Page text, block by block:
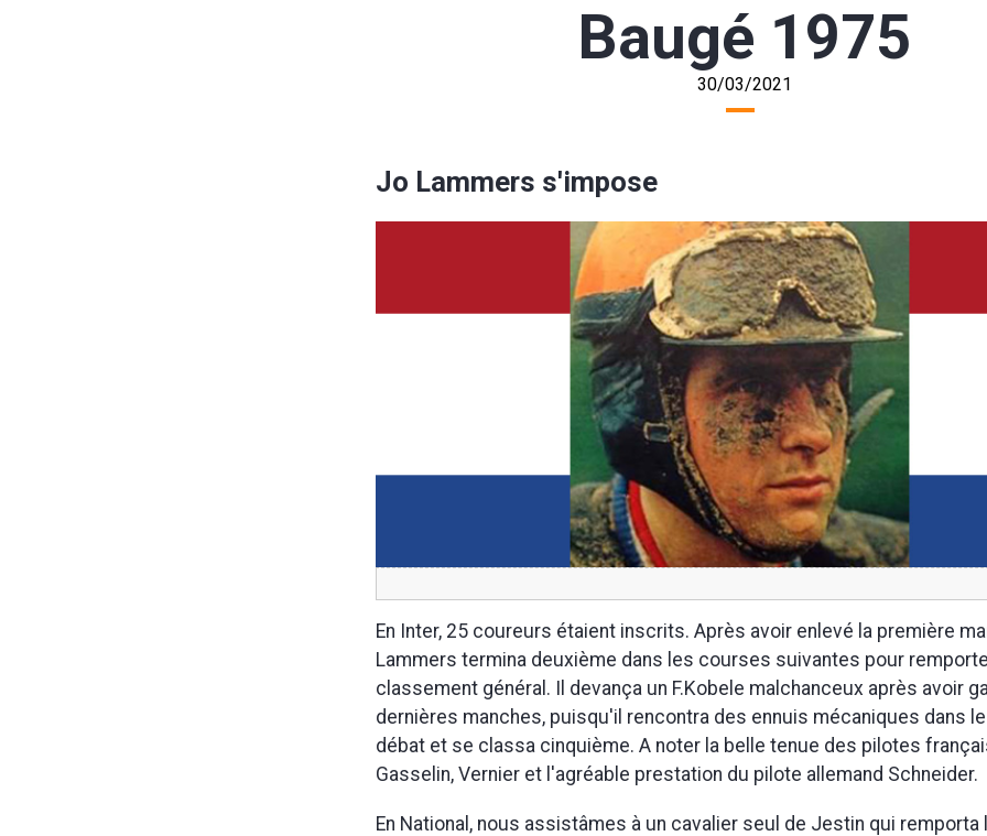
Baugé 1975
30/03/2021
Jo Lammers s'impose
En Inter, 25 coureurs étaient inscrits. Après avoir enlevé la première
Lammers termina deuxième dans les courses suivantes pour
classement général. Il devança un F.Kobele malchanceux après avoir
dernières manches, puisqu'il rencontra des ennuis mécaniques dans
débat et se classa cinquième. A noter la belle tenue des pilotes
Gasselin, Vernier et l'agréable prestation du pilote allemand Schneider.
En National, nous assistâmes à un cavalier seul de Jestin qui remporta